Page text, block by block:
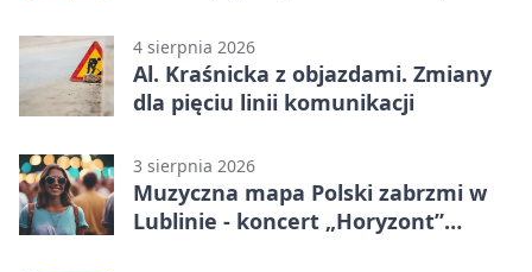
4 sierpnia 2026
Al. Kraśnicka z objazdami. Zmiany
dla pięciu linii komunikacji
3 sierpnia 2026
Muzyczna mapa Polski zabrzmi w
Lublinie - koncert „Horyzont”